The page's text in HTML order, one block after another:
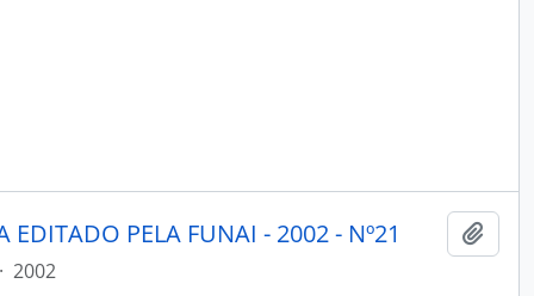
EDITADO PELA FUNAI - 2002 - Nº21
· 2002